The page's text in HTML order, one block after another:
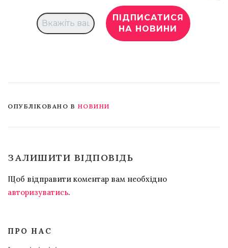
ОПУБЛІКОВАНО В НОВИНИ
ЗАЛИШИТИ ВІДПОВІДЬ
Щоб відправити коментар вам необхідно
авторизуватись.
ПРО НАС